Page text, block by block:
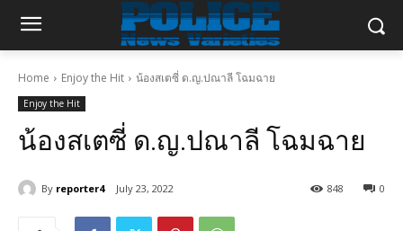
Home Enjoy the Hit น้องสเตซี่ ด.ญ.ปณาลี โฉมฉาย
Enjoy the Hit
น้องสเตซี่ ด.ญ.ปณาลี โฉมฉาย
By reporter4 July 23, 2022 0
848